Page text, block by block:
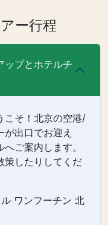
ー行程
こそ！北京の空港/
出口でお迎え
ご案内します。
策したりしてくだ
ワンフーチン 北